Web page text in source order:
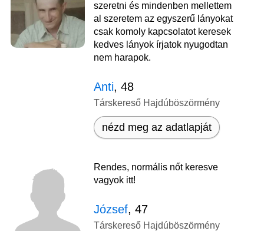
szeretni és mindenben mellettem
al szeretem az egyszerű lányokat
csak komoly kapcsolatot keresek
kedves lányok írjatok nyugodtan
nem harapok.
Anti, 48
Társkereső Hajdúböszörmény
nézd meg az adatlapját
Rendes, normális nőt keresve
vagyok itt!
József, 47
Társkereső Hajdúböszörmény